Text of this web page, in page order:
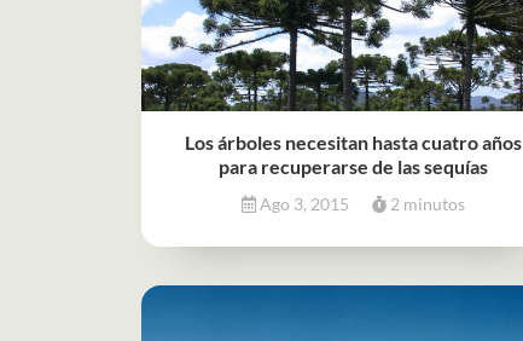
Los árboles necesitan hasta cuatro años
para recuperarse de las sequías
Ago 3, 2015 2 minutos